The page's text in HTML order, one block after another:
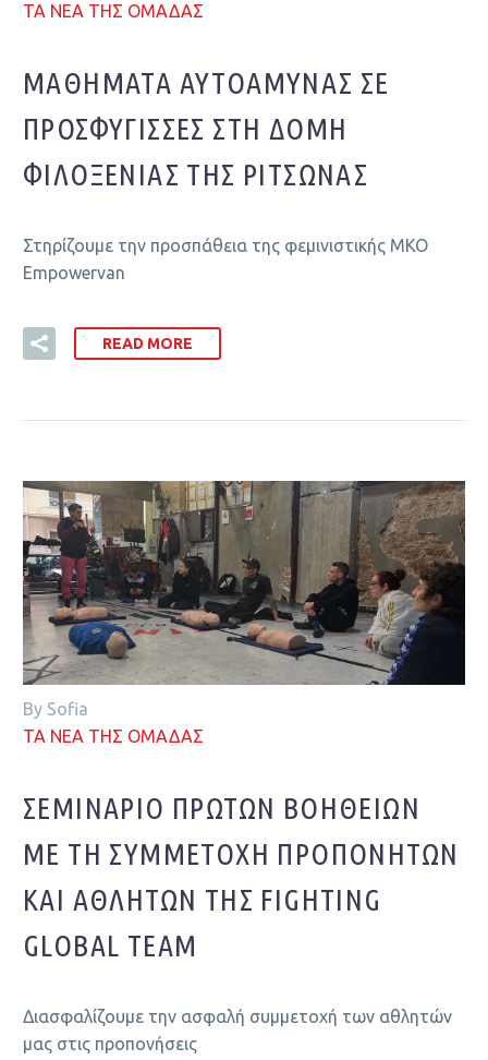
ΤΑ ΝΕΑ ΤΗΣ ΟΜΑΔΑΣ
ΜΑΘΉΜΑΤΑ ΑΥΤΟΆΜΥΝΑΣ ΣΕ
ΠΡΟΣΦΎΓΙΣΣΕΣ ΣΤΗ ΔΟΜΉ
ΦΙΛΟΞΕΝΊΑΣ ΤΗΣ ΡΙΤΣΏΝΑΣ
Στηρίζουμε την προσπάθεια της φεμινιστικής ΜΚΟ
Empowervan
READ MORE
By Sofia
ΤΑ ΝΕΑ ΤΗΣ ΟΜΑΔΑΣ
ΣΕΜΙΝΆΡΙΟ ΠΡΏΤΩΝ ΒΟΗΘΕΙΏΝ
ΜΕ ΤΗ ΣΥΜΜΕΤΟΧΉ ΠΡΟΠΟΝΗΤΏΝ
ΚΑΙ ΑΘΛΗΤΏΝ ΤΗΣ FIGHTING
GLOBAL TEAM
Διασφαλίζουμε την ασφαλή συμμετοχή των αθλητών
μας στις προπονήσεις